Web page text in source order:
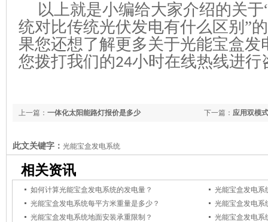
以上就是小编给大家介绍的关于
统对比传统光伏发电有什么区别 ”
果您还想了解更多关于光能宝盒发
您拨打我们的24小时在线热线进行
下一篇： 应用双模
上一篇： 一体化太阳能路灯报价是多少
此文关键字： 光能宝盒发电系统
相关资讯
如何计算光能宝盒发电系统的发电量？
光能宝盒发电系
光能宝盒发电系统每平方米重量是多少？
光能宝盒发电系
光能宝盒发电系统地面安装承重限制？
光能宝盒发电系